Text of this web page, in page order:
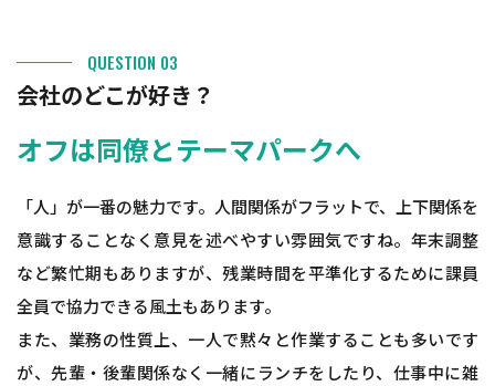
QUESTION 03
会社のどこが好き？
オフは同僚とテーマパークへ
「人」が一番の魅力です。人間関係がフラットで、上下関係を
意識することなく意見を述べやすい雰囲気ですね。年末調整
など繁忙期もありますが、残業時間を平準化するために課員
全員で協力できる風土もあります。
また、業務の性質上、一人で黙々と作業することも多いです
が、先輩・後輩関係なく一緒にランチをしたり、仕事中に雑